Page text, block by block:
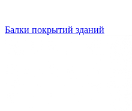
Балки покрытий зданий